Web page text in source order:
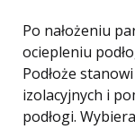
Po nałożeniu
ociepleniu
Podłoże
izolacyjnych i
podłogi.